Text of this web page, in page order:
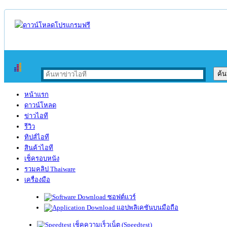
หน้าแรก
ดาวน์โหลด
ข่าวไอที
รีวิว
ทิปส์ไอที
สินค้าไอที
เช็ครอบหนัง
รวมคลิป Thaiware
เครื่องมือ
ซอฟต์แวร์
แอปพลิเคชันบนมือถือ
เช็คความเร็วเน็ต (Speedtest)